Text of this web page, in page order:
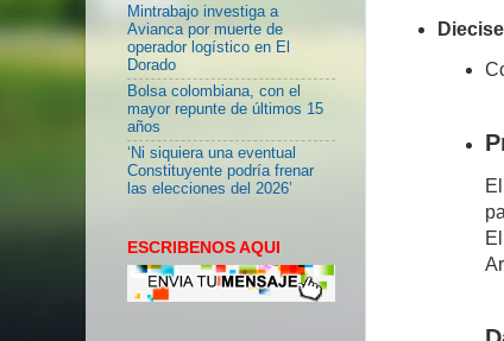
Mintrabajo investiga a
Avianca por muerte de
operador logístico en El
Dorado
Bolsa colombiana, con el
mayor repunte de últimos 15
años
‘Ni siquiera una eventual
Constituyente podría frenar
las elecciones del 2026’
ESCRIBENOS AQUI